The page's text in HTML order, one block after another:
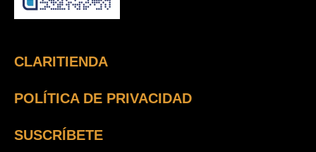
CLARITIENDA
POLÍTICA DE PRIVACIDAD
SUSCRÍBETE